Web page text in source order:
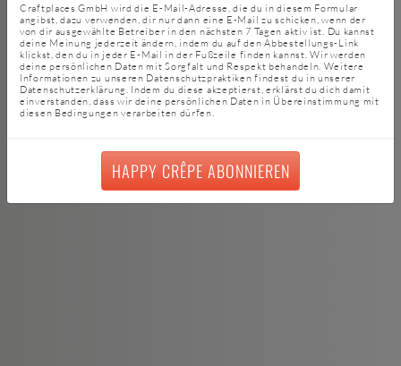
Craftplaces GmbH wird die E-Mail-Adresse, die du in diesem Formular
angibst, dazu verwenden, dir nur dann eine E-Mail zu schicken, wenn der
von dir ausgewählte Betreiber in den nächsten 7 Tagen aktiv ist. Du kannst
deine Meinung jederzeit ändern, indem du auf den Abbestellungs-Link
klickst, den du in jeder E-Mail in der Fußzeile finden kannst. Wir werden
deine persönlichen Daten mit Sorgfalt und Respekt behandeln. Weitere
Informationen zu unseren Datenschutzpraktiken findest du in unserer
Datenschutzerklärung. Indem du diese akzeptierst, erklärst du dich damit
einverstanden, dass wir deine persönlichen Daten in Übereinstimmung mit
diesen Bedingungen verarbeiten dürfen.
HAPPY CRÊPE ABONNIEREN